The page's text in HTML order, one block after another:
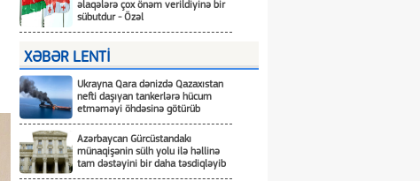
əlaqələrə çox önəm verildiyinə bir
sübutdur - Özəl
XƏBƏR LENTİ
Ukrayna Qara dənizdə Qazaxıstan
nefti daşıyan tankerlərə hücum
etməməyi öhdəsinə götürüb
Azərbaycan Gürcüstandakı
münaqişənin sülh yolu ilə həllinə
tam dəstəyini bir daha təsdiqləyib